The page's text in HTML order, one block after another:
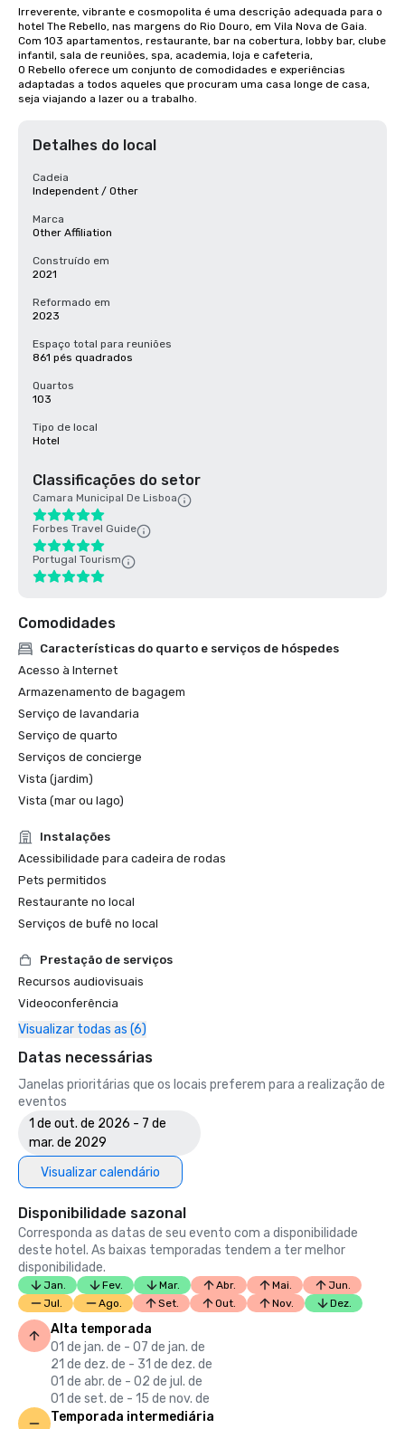
Irreverente, vibrante e cosmopolita é uma descrição adequada para o
hotel The Rebello, nas margens do Rio Douro, em Vila Nova de Gaia.
Com 103 apartamentos, restaurante, bar na cobertura, lobby bar, clube
infantil, sala de reuniões, spa, academia, loja e cafeteria,
O Rebello oferece um conjunto de comodidades e experiências
adaptadas a todos aqueles que procuram uma casa longe de casa,
seja viajando a lazer ou a trabalho.
Detalhes do local
Cadeia
Independent / Other
Marca
Other Affiliation
Construído em
2021
Reformado em
2023
Espaço total para reuniões
861 pés quadrados
Quartos
103
Tipo de local
Hotel
Classificações do setor
Camara Municipal De Lisboa
Forbes Travel Guide
Portugal Tourism
Comodidades
Características do quarto e serviços de hóspedes
Acesso à Internet
Armazenamento de bagagem
Serviço de lavandaria
Serviço de quarto
Serviços de concierge
Vista (jardim)
Vista (mar ou lago)
Instalações
Acessibilidade para cadeira de rodas
Pets permitidos
Restaurante no local
Serviços de bufê no local
Prestação de serviços
Recursos audiovisuais
Videoconferência
Visualizar todas as (6)
Datas necessárias
Janelas prioritárias que os locais preferem para a realização de
eventos
1 de out. de 2026 - 7 de
mar. de 2029
Visualizar calendário
Disponibilidade sazonal
Corresponda as datas de seu evento com a disponibilidade
deste hotel. As baixas temporadas tendem a ter melhor
disponibilidade.
Jan. Fev. Mar. Abr. Mai.
Jun.
Jul.
Ago. Set. Out. Nov. Dez.
Alta temporada
01 de jan. de - 07 de jan. de
21 de dez. de - 31 de dez. de
01 de abr. de - 02 de jul. de
01 de set. de - 15 de nov. de
Temporada intermediária